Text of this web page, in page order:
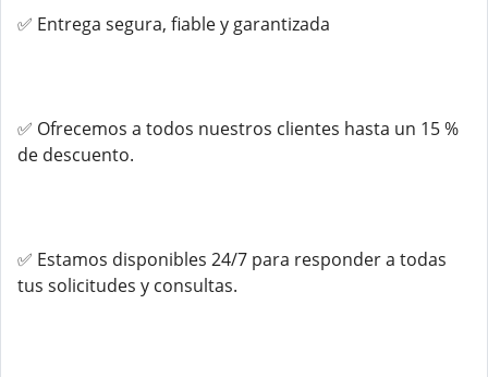
✅ Entrega segura, fiable y garantizada
✅ Ofrecemos a todos nuestros clientes hasta un 15 %
de descuento.
✅ Estamos disponibles 24/7 para responder a todas
tus solicitudes y consultas.